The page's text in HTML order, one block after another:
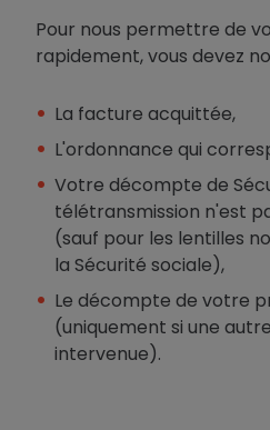
Pour nous permettre de
rapidement, vous devez
La facture acquittée,
L'ordonnance qui
Votre décompte de
télétransmission n'est
(sauf pour les lentilles
la Sécurité sociale),
Le décompte de votre
(uniquement si une
intervenue).